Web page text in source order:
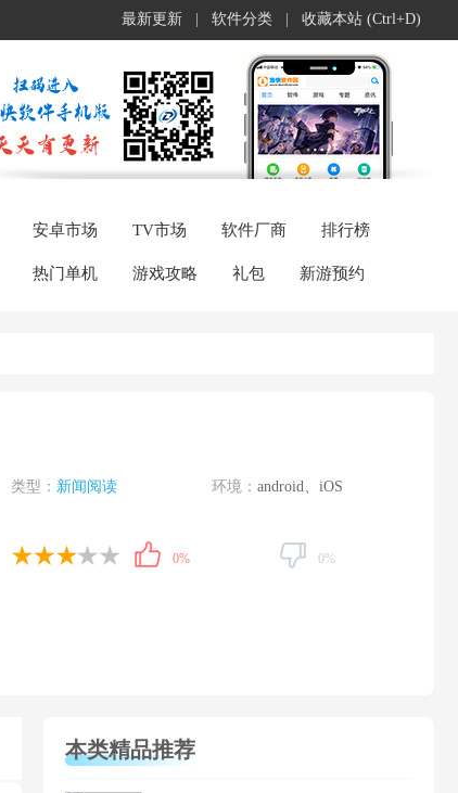
最新更新 软件分类 收藏本站 (Ctrl+D)
安卓市场 TV市场 软件厂商 排行榜
热门单机 游戏攻略 礼包 新游预约
类型： 新闻阅读 环境： android、iOS
0% 0%
本类精品推荐